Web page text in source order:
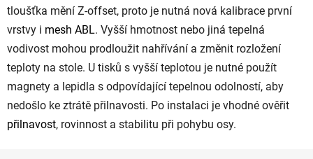
tloušťka mění Z-offset, proto je nutná nová kalibrace první
vrstvy i mesh ABL. Vyšší hmotnost nebo jiná tepelná
vodivost mohou prodloužit nahřívání a změnit rozložení
teploty na stole. U tisků s vyšší teplotou je nutné použít
magnety a lepidla s odpovídající tepelnou odolností, aby
nedošlo ke ztrátě přilnavosti. Po instalaci je vhodné ověřit
přilnavost, rovinnost a stabilitu při pohybu osy.